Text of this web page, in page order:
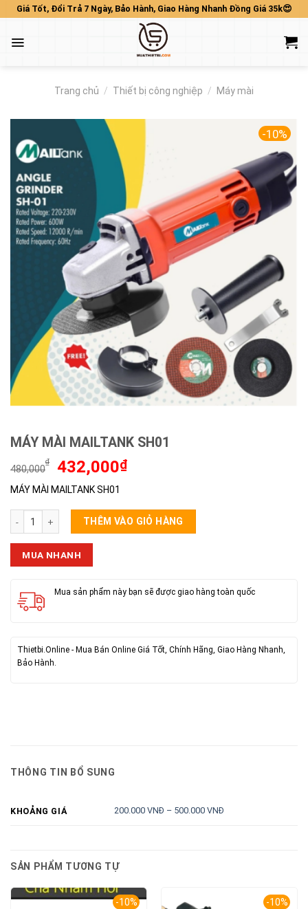
Skip
content
Giá Tốt, Đổi Trả 7 Ngày, Bảo Hành, Giao Hàng Nhanh Đồng Giá 35k😍
Trang chủ / Thiết bị công nghiệp / Máy mài
-10%
MÁY MÀI MAILTANK SH01
480,000
₫
Giá
là:
480,000₫.
432,000₫Giá
là:
432,000₫.
MÁY MÀI MAILTANK SH01
MÁY MÀI MAILTANK SH01 số lượng
THÊM VÀO GIỎ HÀNG
MUA NHANH
Mua sản phẩm này bạn sẽ được giao hàng toàn quốc
Thietbi.Online - Mua Bán Online Giá Tốt, Chính Hãng, Giao Hàng Nhanh,
Bảo Hành.
THÔNG TIN BỔ SUNG
KHOẢNG GIÁ 200.000 VNĐ – 500.000 VNĐ
SẢN PHẨM TƯƠNG TỰ
-10% -10%